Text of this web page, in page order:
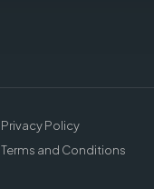
Privacy Policy
Terms and Conditions